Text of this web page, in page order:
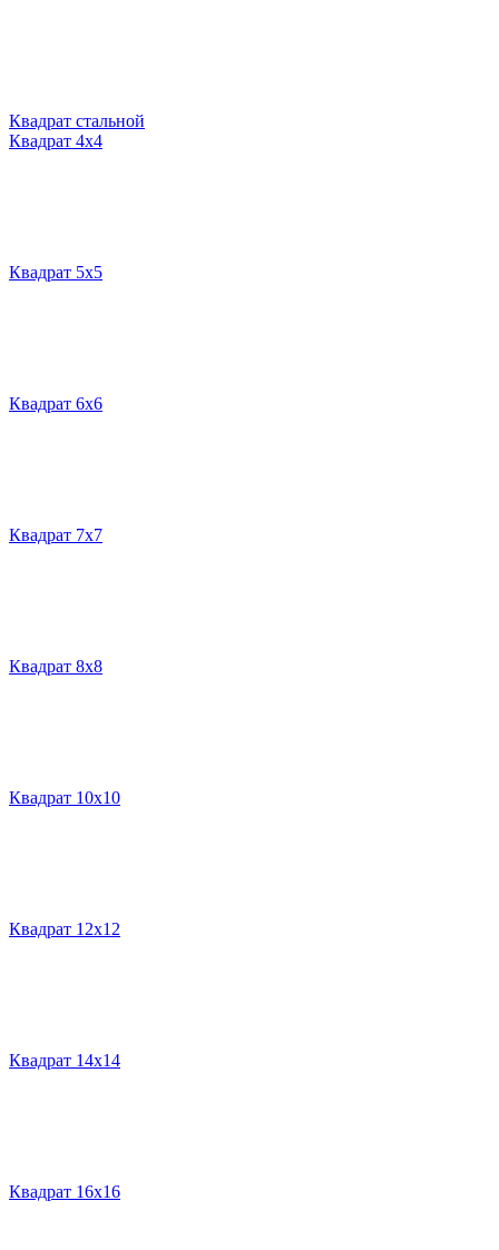
Квадрат стальной
Квадрат 4х4
Квадрат 5х5
Квадрат 6х6
Квадрат 7х7
Квадрат 8х8
Квадрат 10х10
Квадрат 12х12
Квадрат 14х14
Квадрат 16х16